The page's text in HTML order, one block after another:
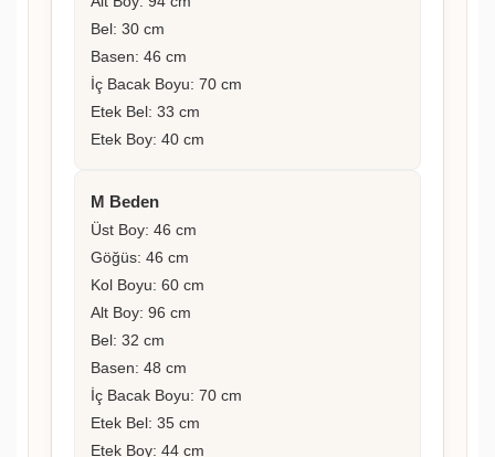
Bel: 30 cm
Basen: 46 cm
İç Bacak Boyu: 70 cm
Etek Bel: 33 cm
Etek Boy: 40 cm
M Beden
Üst Boy: 46 cm
Göğüs: 46 cm
Kol Boyu: 60 cm
Alt Boy: 96 cm
Bel: 32 cm
Basen: 48 cm
İç Bacak Boyu: 70 cm
Etek Bel: 35 cm
Etek Boy: 44 cm